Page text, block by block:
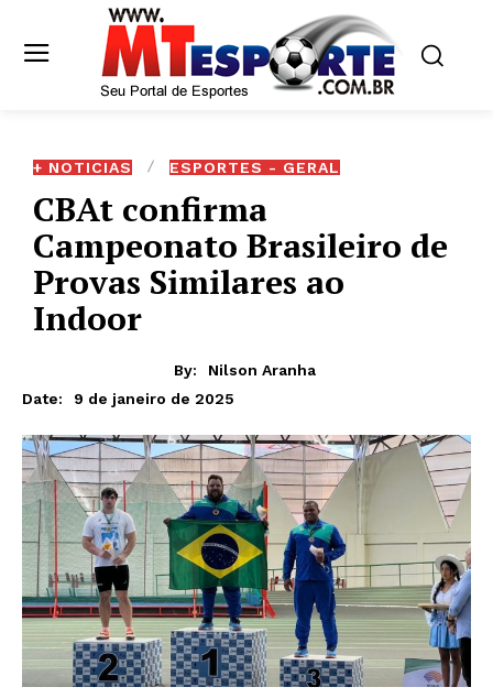
+ NOTICIAS ESPORTES - GERAL
CBAt confirma
Campeonato Brasileiro de
Provas Similares ao
Indoor
By:
Nilson Aranha
Date:
9 de janeiro de 2025